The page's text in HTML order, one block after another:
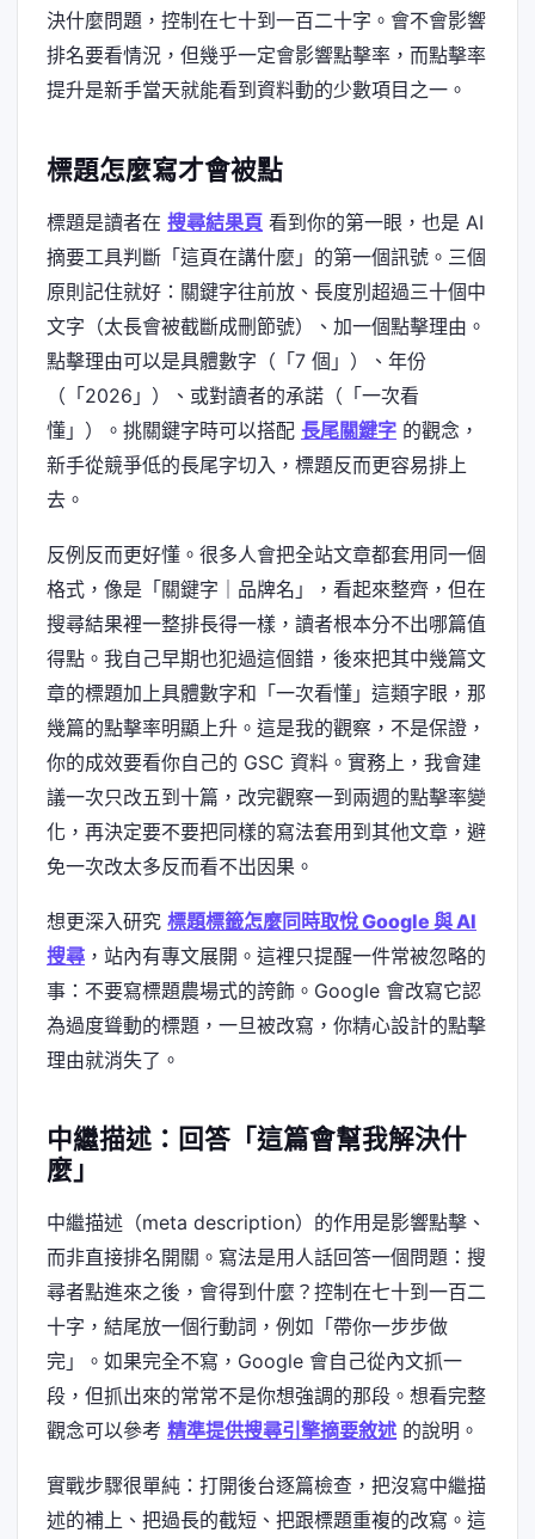
決什麼問題，控制在七十到一百二十字。會不會影響
排名要看情況，但幾乎一定會影響點擊率，而點擊率
提升是新手當天就能看到資料動的少數項目之一。
標題怎麼寫才會被點
標題是讀者在 搜尋結果頁 看到你的第一眼，也是 AI
摘要工具判斷「這頁在講什麼」的第一個訊號。三個
原則記住就好：關鍵字往前放、長度別超過三十個中
文字（太長會被截斷成刪節號）、加一個點擊理由。
點擊理由可以是具體數字（「7 個」）、年份
（「2026」）、或對讀者的承諾（「一次看
懂」）。挑關鍵字時可以搭配 長尾關鍵字 的觀念，
新手從競爭低的長尾字切入，標題反而更容易排上
去。
反例反而更好懂。很多人會把全站文章都套用同一個
格式，像是「關鍵字｜品牌名」，看起來整齊，但在
搜尋結果裡一整排長得一樣，讀者根本分不出哪篇值
得點。我自己早期也犯過這個錯，後來把其中幾篇文
章的標題加上具體數字和「一次看懂」這類字眼，那
幾篇的點擊率明顯上升。這是我的觀察，不是保證，
你的成效要看你自己的 GSC 資料。實務上，我會建
議一次只改五到十篇，改完觀察一到兩週的點擊率變
化，再決定要不要把同樣的寫法套用到其他文章，避
免一次改太多反而看不出因果。
想更深入研究 標題標籤怎麼同時取悅 Google 與 AI
搜尋 ，站內有專文展開。這裡只提醒一件常被忽略的
事：不要寫標題農場式的誇飾。Google 會改寫它認
為過度聳動的標題，一旦被改寫，你精心設計的點擊
理由就消失了。
中繼描述：回答「這篇會幫我解決什
麼」
中繼描述（meta description）的作用是影響點擊、
而非直接排名開關。寫法是用人話回答一個問題：搜
尋者點進來之後，會得到什麼？控制在七十到一百二
十字，結尾放一個行動詞，例如「帶你一步步做
完」。如果完全不寫，Google 會自己從內文抓一
段，但抓出來的常常不是你想強調的那段。想看完整
觀念可以參考 精準提供搜尋引擎摘要敘述 的說明。
實戰步驟很單純：打開後台逐篇檢查，把沒寫中繼描
述的補上、把過長的截短、把跟標題重複的改寫。這